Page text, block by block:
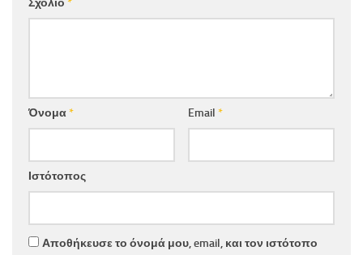
Όνομα* Email *
Ιστότοπος
Αποθήκευσε το όνομά μου, email, και τον ιστότοπο